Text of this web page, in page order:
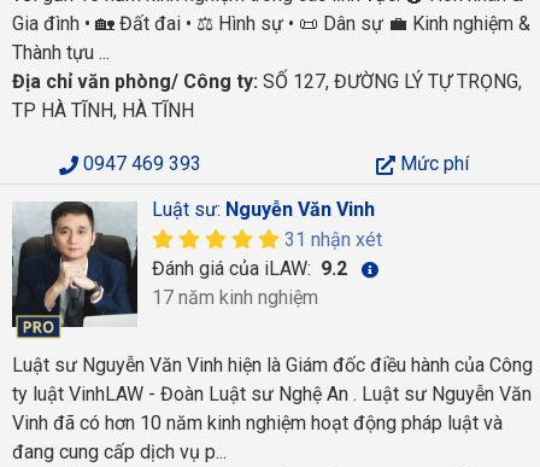
Gia đình • 🏡 Đất đai • ⚖️ Hình sự • 📜 Dân sự 💼 Kinh nghiệm &
Thành tựu ...
Địa chỉ văn phòng/ Công ty: SỐ 127, ĐƯỜNG LÝ TỰ TRỌNG,
TP HÀ TĨNH, HÀ TĨNH
0947 469 393
Mức phí
Luật sư: Nguyễn Văn Vinh
31 nhận xét
Đánh giá của iLAW: 9.2
17 năm kinh nghiệm
Luật sư Nguyễn Văn Vinh hiện là Giám đốc điều hành của Công
ty luật VinhLAW - Đoàn Luật sư Nghệ An . Luật sư Nguyễn Văn
Vinh đã có hơn 10 năm kinh nghiệm hoạt động pháp luật và
đang cung cấp dịch vụ p...